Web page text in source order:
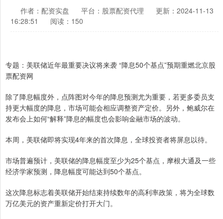
作者：配资实盘 平台：股票配资代理
更新：2024-11-13
16:28:51
阅读：150
专题：美联储近年最重要决议将来袭 “降息50个基点”预期重燃北京股
票配资网
除了降息幅度外，点阵图对今年的降息预测尤为重要，若更多委员支
持更大幅度的降息，市场可能会相应调整资产定价。另外，鲍威尔在
发布会上如何“解释”降息的幅度也会影响金融市场的波动。
本周，美联储即将实现4年来的首次降息，全球投资者将屏息以待。
市场普遍预计，美联储的降息幅度至少为25个基点，摩根大通及一些
经济学家预测，降息幅度可能达到50个基点。
这次降息标志着美联储开始结束持续数年的高利率政策，将为全球数
万亿美元的资产重新定价打开大门。